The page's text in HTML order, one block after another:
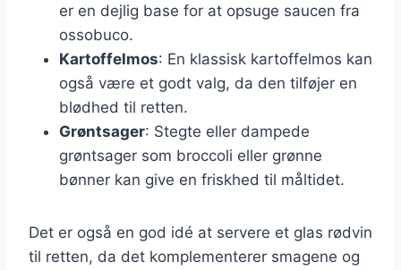
er en dejlig base for at opsuge saucen fra
ossobuco.
Kartoffelmos: En klassisk kartoffelmos kan
også være et godt valg, da den tilføjer en
blødhed til retten.
Grøntsager: Stegte eller dampede
grøntsager som broccoli eller grønne
bønner kan give en friskhed til måltidet.
Det er også en god idé at servere et glas rødvin
til retten, da det komplementerer smagene og